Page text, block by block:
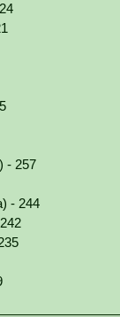
- 257
- 244